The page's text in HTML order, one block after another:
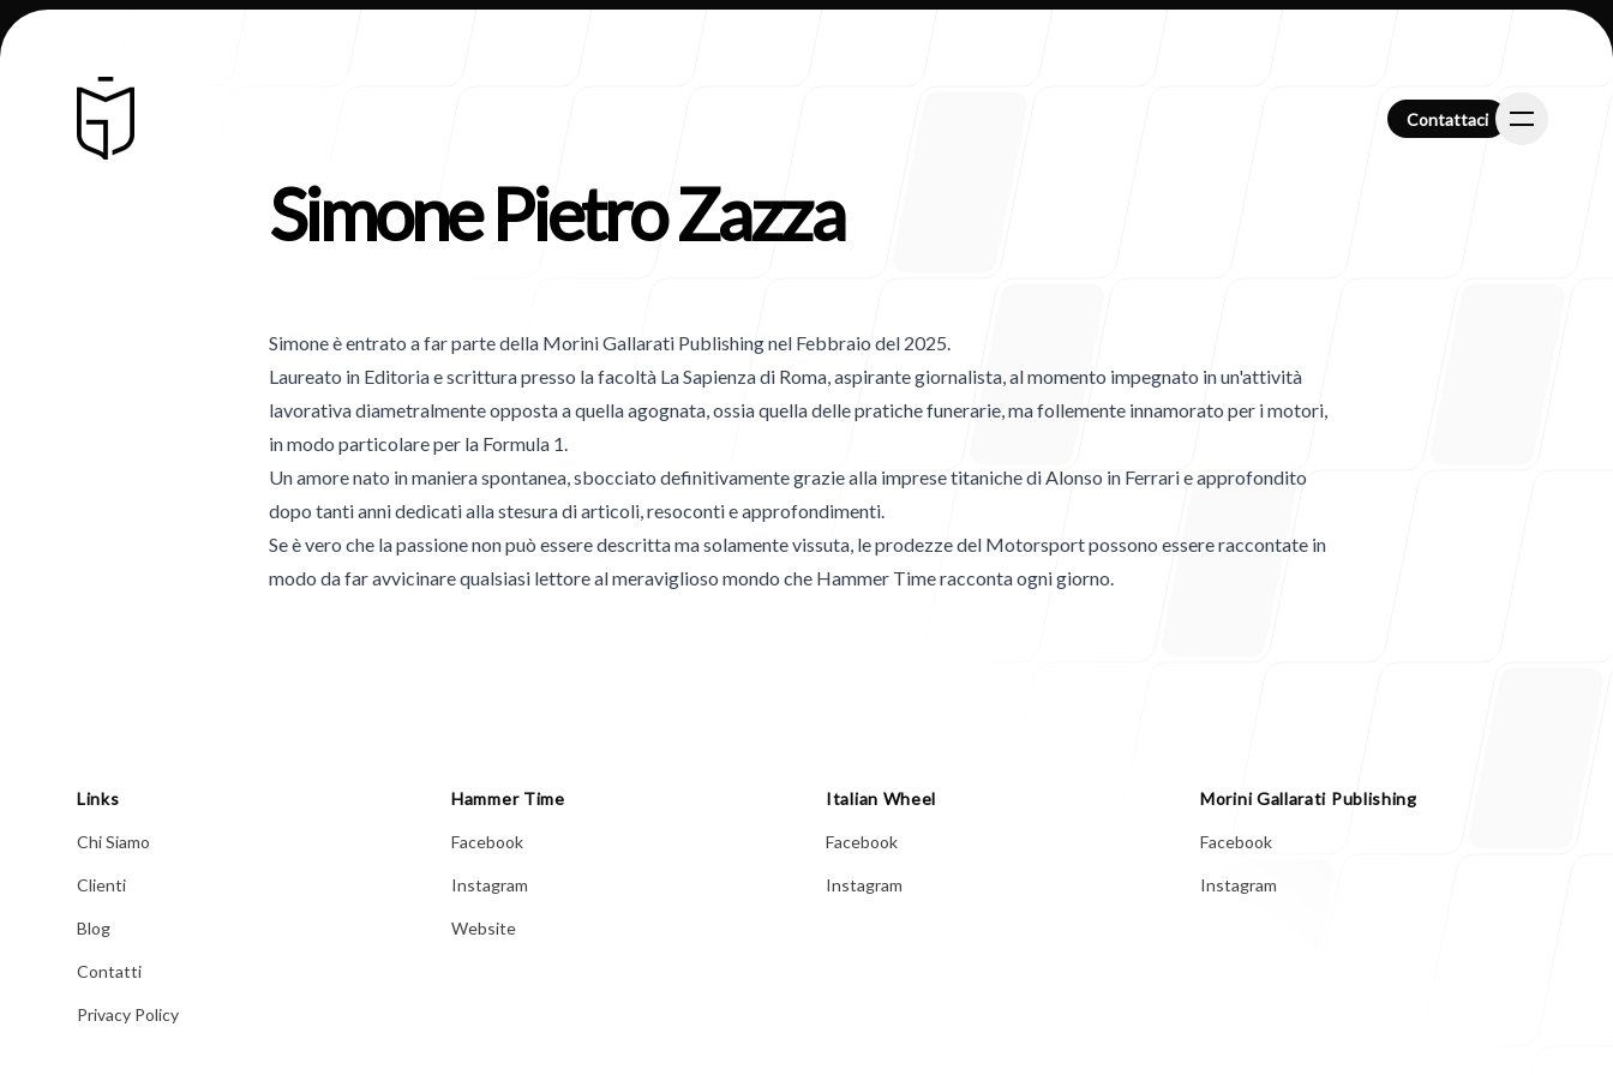
Contattaci
Contattaci
Contatti
Simone Pietro Zazza
Simone è entrato a far parte della Morini Gallarati Publishing nel Febbraio del 2025.
Laureato in Editoria e scrittura presso la facoltà La Sapienza di Roma, aspirante giornalista, al momento impegnato in un'attività
lavorativa diametralmente opposta a quella agognata, ossia quella delle pratiche funerarie, ma follemente innamorato per i motori,
in modo particolare per la Formula 1.
Un amore nato in maniera spontanea, sbocciato definitivamente grazie alla imprese titaniche di Alonso in Ferrari e approfondito
dopo tanti anni dedicati alla stesura di articoli, resoconti e approfondimenti.
Se è vero che la passione non può essere descritta ma solamente vissuta, le prodezze del Motorsport possono essere raccontate in
modo da far avvicinare qualsiasi lettore al meraviglioso mondo che Hammer Time racconta ogni giorno.
Links
Chi Siamo
Clienti
Blog
Contatti
Privacy Policy
Hammer Time
Facebook
Instagram
Website
Italian Wheel
Facebook
Instagram
Morini Gallarati Publishing
Facebook
Instagram